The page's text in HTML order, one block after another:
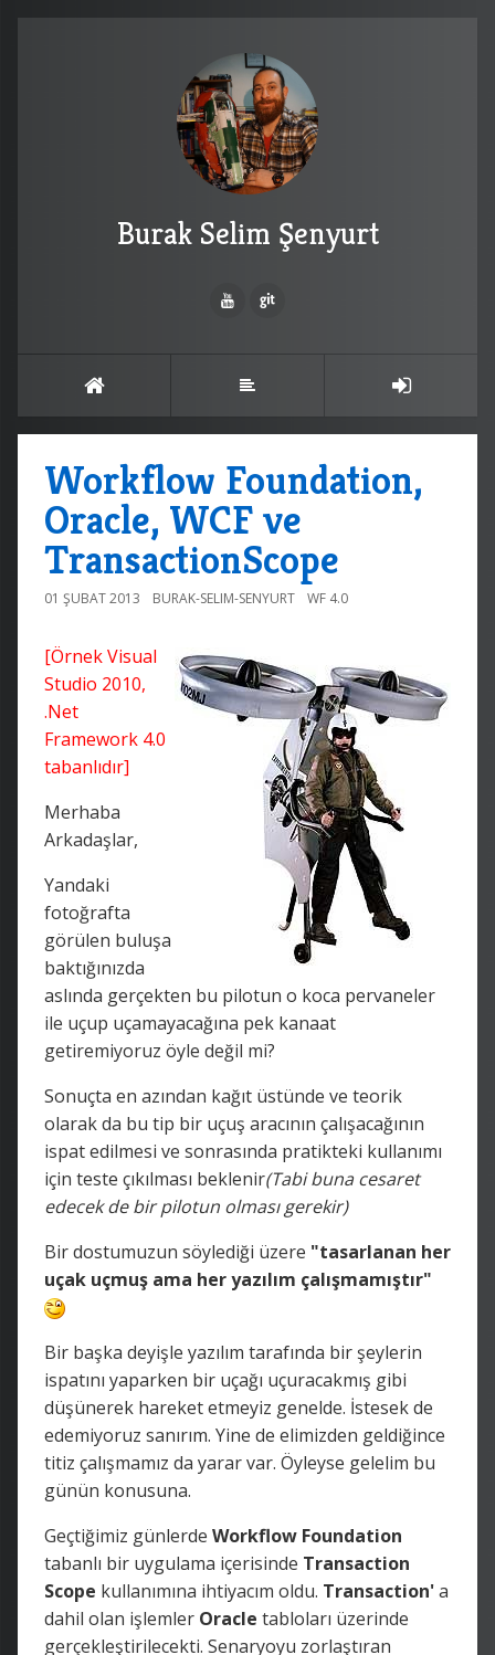
Burak Selim Şenyurt
Workflow Foundation,
Oracle, WCF ve
TransactionScope
01 ŞUBAT 2013 BURAK-SELIM-SENYURT WF 4.0
[Örnek Visual
Studio 2010,
.Net
Framework 4.0
tabanlıdır]
Merhaba
Arkadaşlar,
Yandaki
fotoğrafta
görülen buluşa
baktığınızda
aslında gerçekten bu pilotun o koca pervaneler
ile uçup uçamayacağına pek kanaat
getiremiyoruz öyle değil mi?
Sonuçta en azından kağıt üstünde ve teorik
olarak da bu tip bir uçuş aracının çalışacağının
ispat edilmesi ve sonrasında pratikteki kullanımı
için teste çıkılması beklenir(Tabi buna cesaret
edecek de bir pilotun olması gerekir)
Bir dostumuzun söylediği üzere "tasarlanan her
uçak uçmuş ama her yazılım çalışmamıştır"
Bir başka deyişle yazılım tarafında bir şeylerin
ispatını yaparken bir uçağı uçuracakmış gibi
düşünerek hareket etmeyiz genelde. İstesek de
edemiyoruz sanırım. Yine de elimizden geldiğince
titiz çalışmamız da yarar var. Öyleyse gelelim bu
günün konusuna.
Geçtiğimiz günlerde Workflow Foundation
tabanlı bir uygulama içerisinde Transaction
Scope kullanımına ihtiyacım oldu. Transaction'a
dahil olan işlemler Oracle tabloları üzerinde
gerçekleştirilecekti. Senaryoyu zorlaştıran